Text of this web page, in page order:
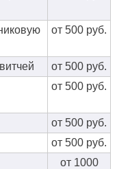
от 500 руб.
от 500 руб.
от 500 руб.
от 500 руб.
от 500 руб.
от 1000